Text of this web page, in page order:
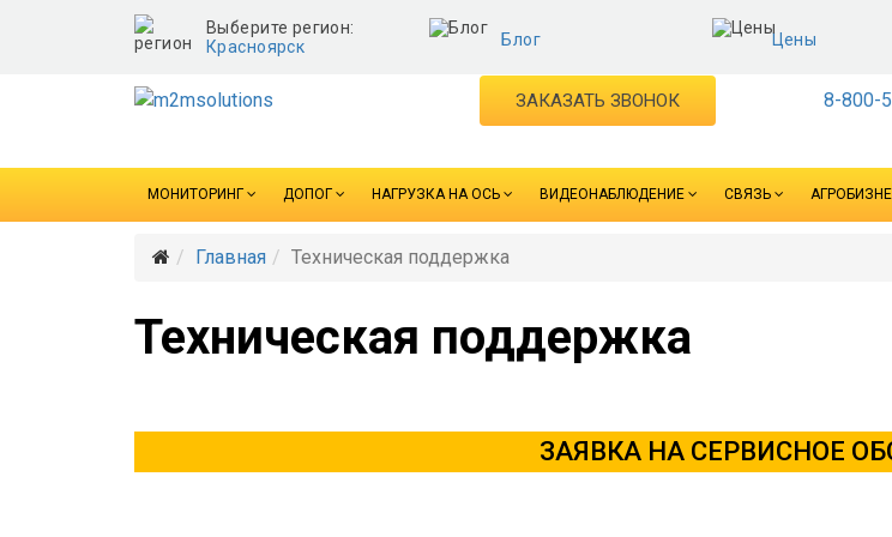
Выберите регион:
Красноярск
Блог Цены
ЗАКАЗАТЬ ЗВОНОК 8-800-
МОНИТОРИНГ ДОПОГ НАГРУЗКА НА ОСЬ ВИДЕОНАБЛЮДЕНИЕ СВЯЗЬ
Главная Техническая поддержка
Техническая поддержка
ЗАЯВКА НА СЕРВИСНОЕ